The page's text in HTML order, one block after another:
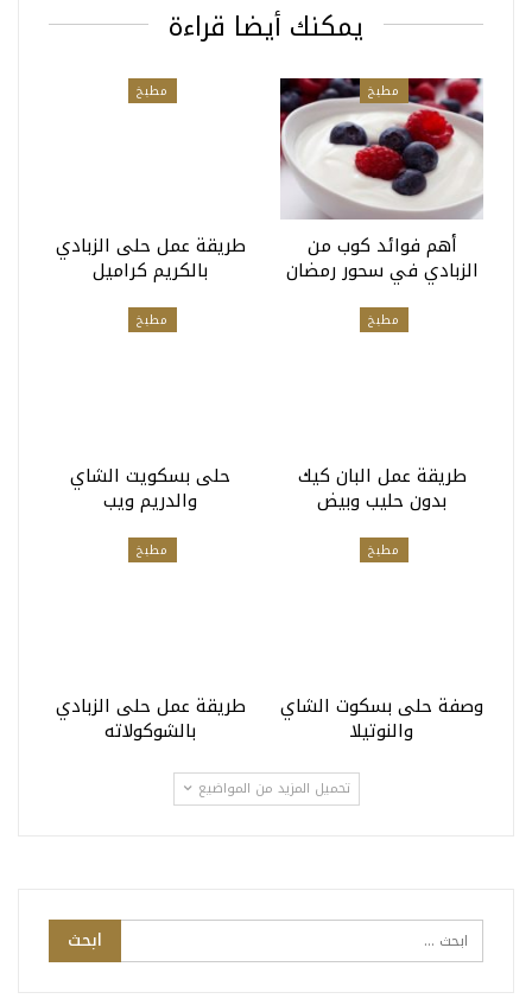
يمكنك أيضا قراءة
مطبخ
أهم فوائد كوب من
الزبادي في سحور رمضان
مطبخ
طريقة عمل حلى الزبادي
بالكريم كراميل
مطبخ
طريقة عمل البان كيك
بدون حليب وبيض
مطبخ
حلى بسكويت الشاي
والدريم ويب
مطبخ
وصفة حلى بسكوت الشاي
والنوتيلا
مطبخ
طريقة عمل حلى الزبادي
بالشوكولاته
تحميل المزيد من المواضيع